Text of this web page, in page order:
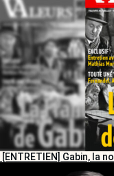
[ENTRETIEN] Gabin, la